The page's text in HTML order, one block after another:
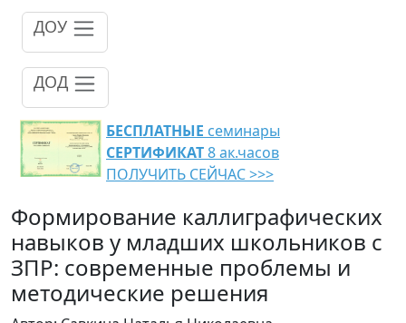
ДОУ
ДОД
БЕСПЛАТНЫЕ семинары
СЕРТИФИКАТ8 ак.часов
ПОЛУЧИТЬ СЕЙЧАС >>>
Формирование каллиграфических
навыков у младших школьников с
ЗПР: современные проблемы и
методические решения